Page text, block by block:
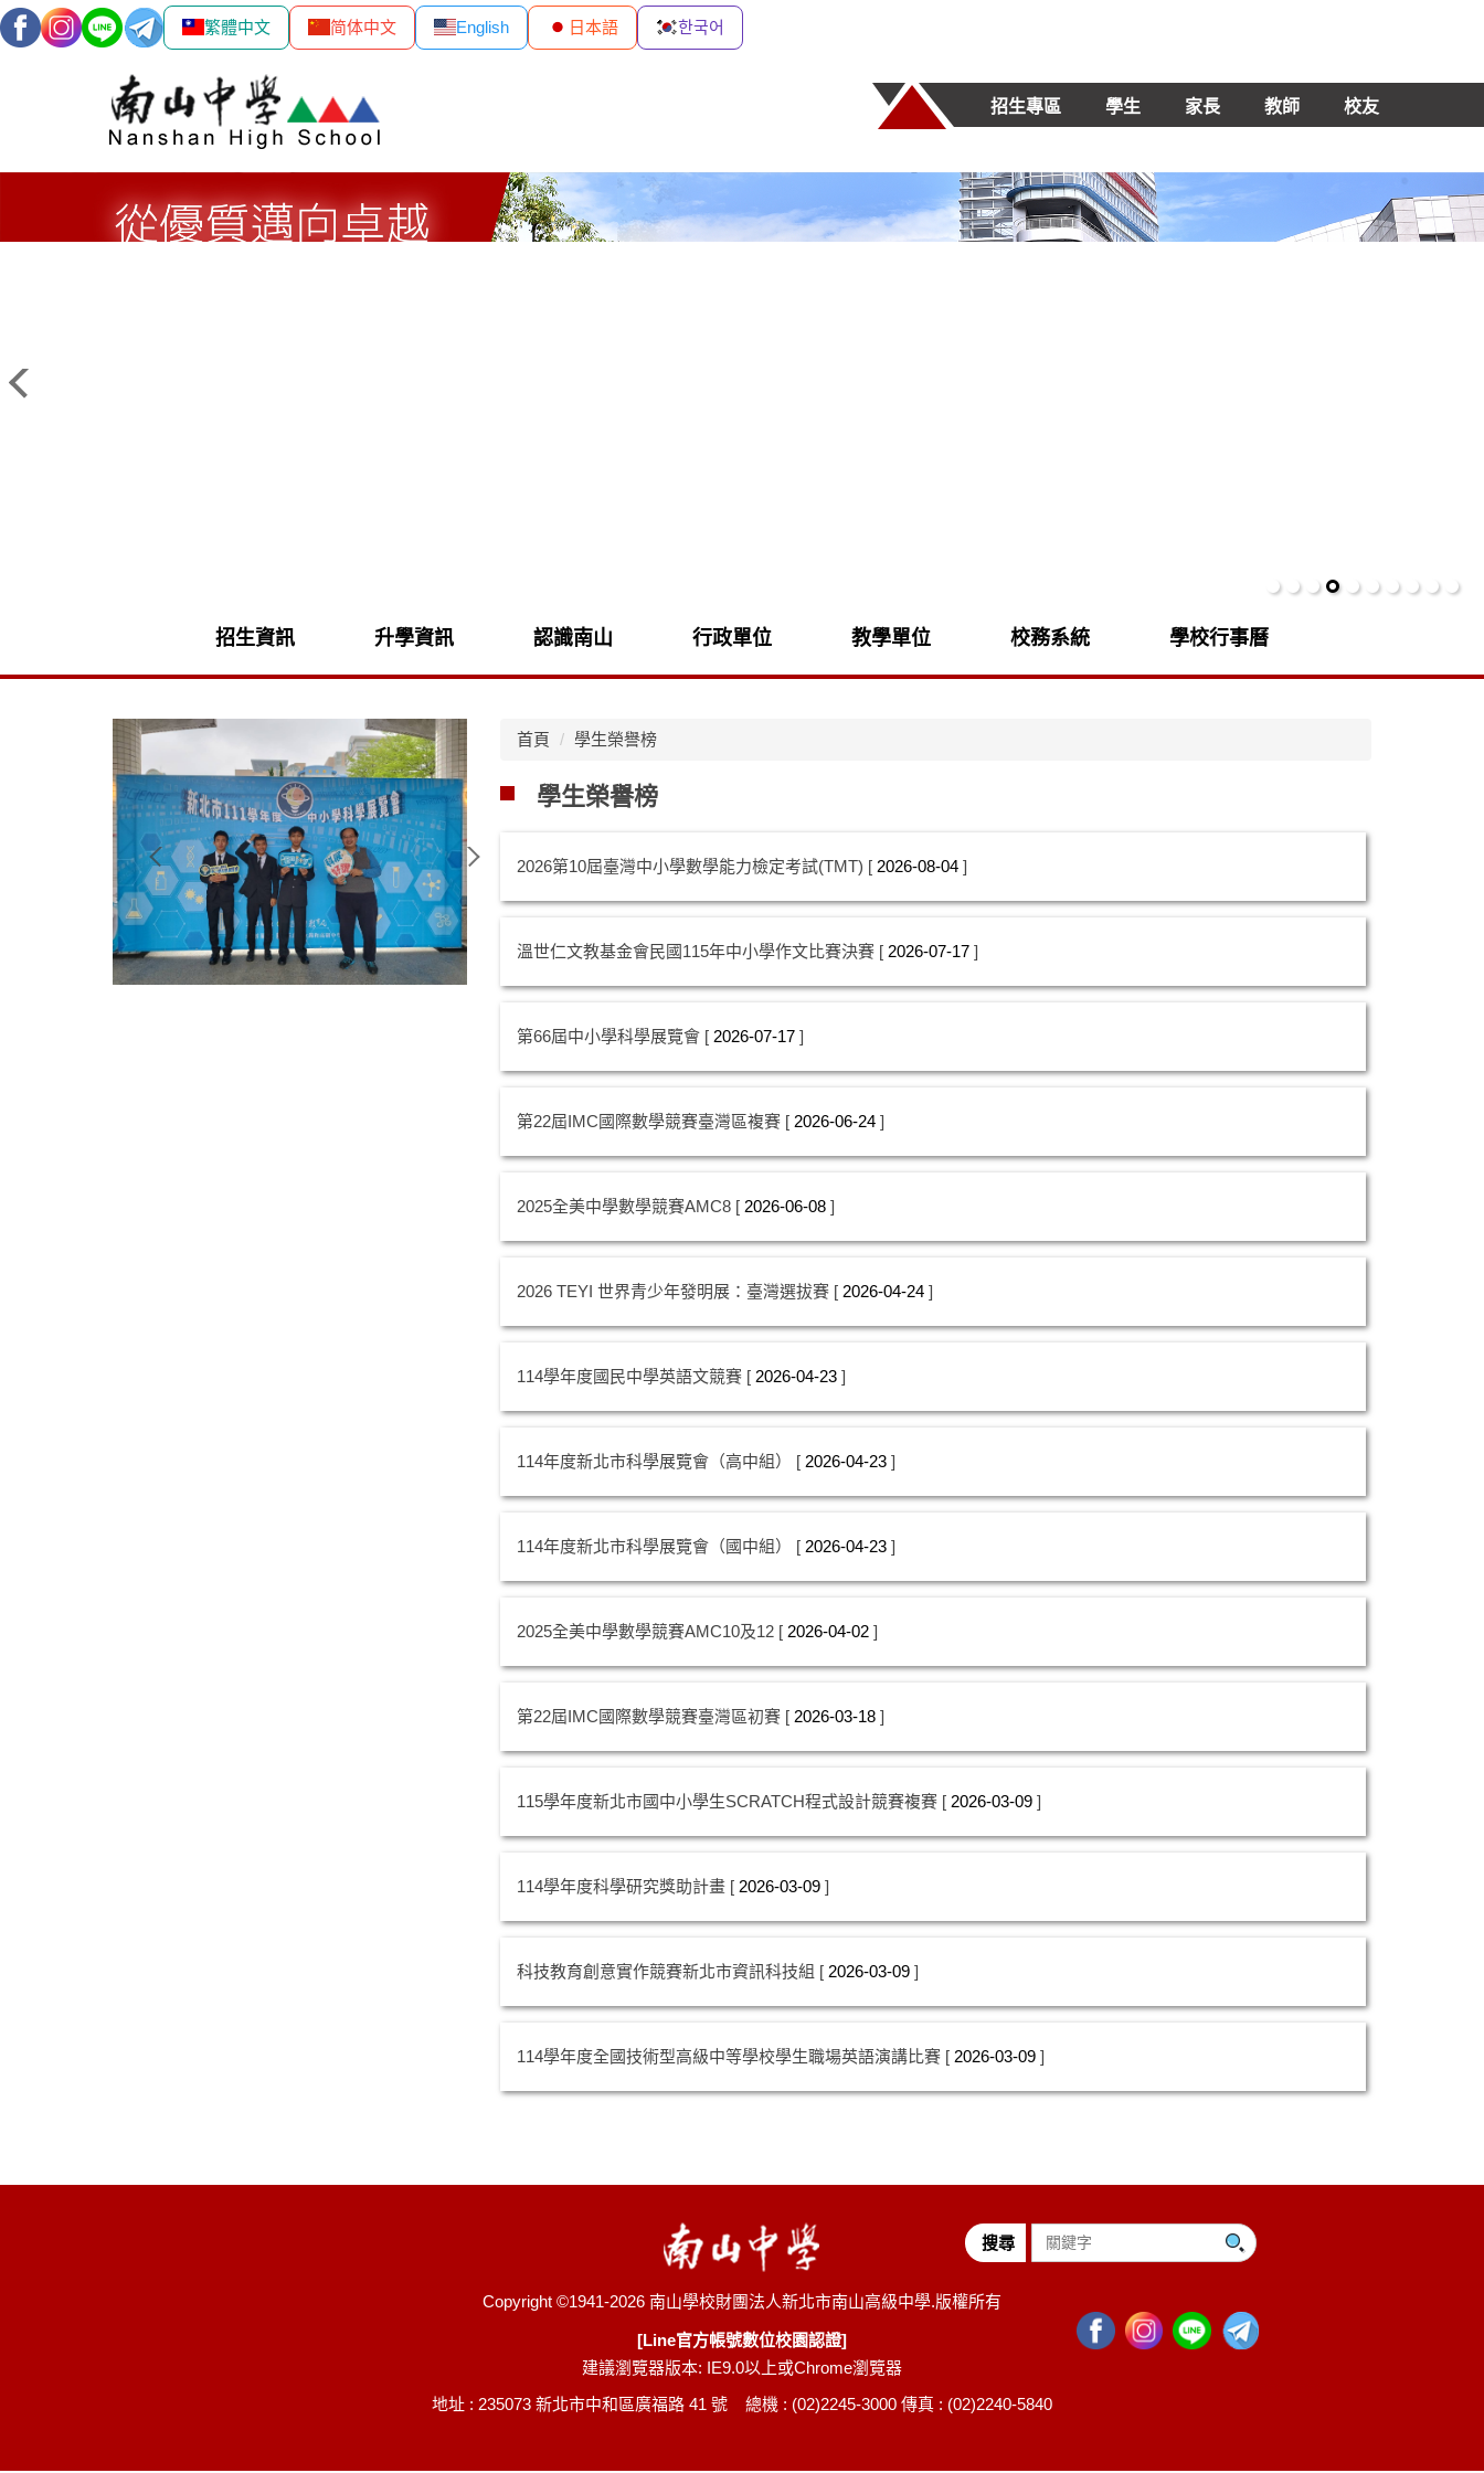
繁體中文 简体中文 English 日本語 한국어
招生專區 學生 家長 教師 校友
招生資訊 升學資訊 認識南山 行政單位 教學單位 校務系統 學校行事曆
首頁 學生榮譽榜
學生榮譽榜
2026第10屆臺灣中小學數學能力檢定考試(TMT) 2026-08-04
溫世仁文教基金會民國115年中小學作文比賽決賽 2026-07-17
第66屆中小學科學展覽會 2026-07-17
第22屆IMC國際數學競賽臺灣區複賽 2026-06-24
2025全美中學數學競賽AMC8 2026-06-08
2026 TEYI 世界青少年發明展：臺灣選拔賽 2026-04-24
114學年度國民中學英語文競賽 2026-04-23
114年度新北市科學展覽會（高中組） 2026-04-23
114年度新北市科學展覽會（國中組） 2026-04-23
2025全美中學數學競賽AMC10及12 2026-04-02
第22屆IMC國際數學競賽臺灣區初賽 2026-03-18
115學年度新北市國中小學生SCRATCH程式設計競賽複賽 2026-03-09
114學年度科學研究獎助計畫 2026-03-09
科技教育創意實作競賽新北市資訊科技組 2026-03-09
114學年度全國技術型高級中等學校學生職場英語演講比賽 2026-03-09
Copyright ©1941-2026 南山學校財團法人新北市南山高級中學.版權所有
[Line官方帳號數位校園認證]
建議瀏覽器版本: IE9.0以上或Chrome瀏覽器
地址 : 235073 新北市中和區廣福路 41 號 總機 : (02)2245-3000 傳真 : (02)2240-5840